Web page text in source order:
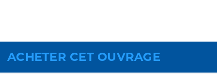
ACHETER CET OUVRAGE